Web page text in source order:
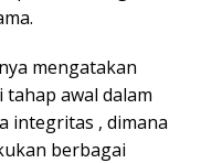
mengatakan
awal dalam
integritas , dimana
berbagai